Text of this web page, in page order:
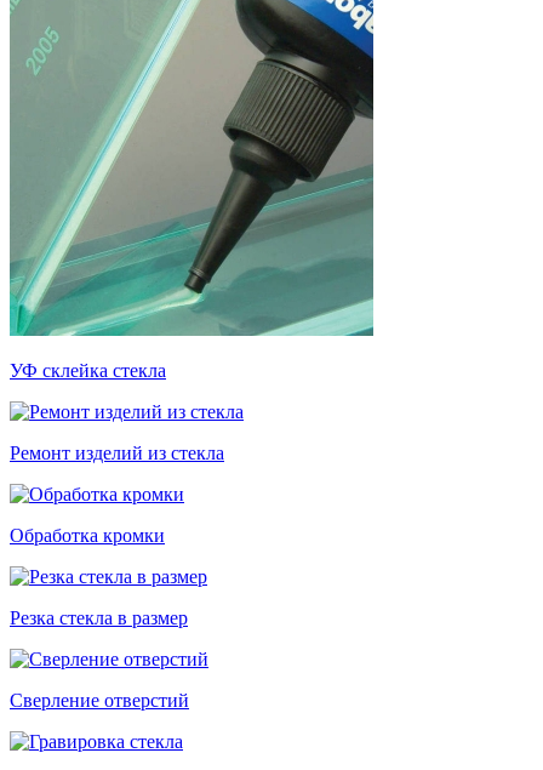
УФ склейка стекла
Ремонт изделий из стекла
Обработка кромки
Резка стекла в размер
Сверление отверстий